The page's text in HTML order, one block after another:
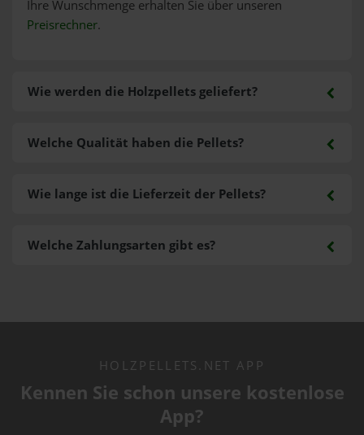
Ihre Wunschmenge erhalten Sie über unseren
Preisrechner.
Wie werden die Holzpellets geliefert?
Welche Zahlungsarten gibt es?
Welche Qualität haben die Pellets?
Wie lange ist die Lieferzeit der Pellets?
HOLZPELLETS.NET APP
Kennen Sie schon unsere kostenlose
App?